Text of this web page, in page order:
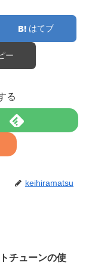
はてブ
ー
る
keihiramatsu
チューンの使